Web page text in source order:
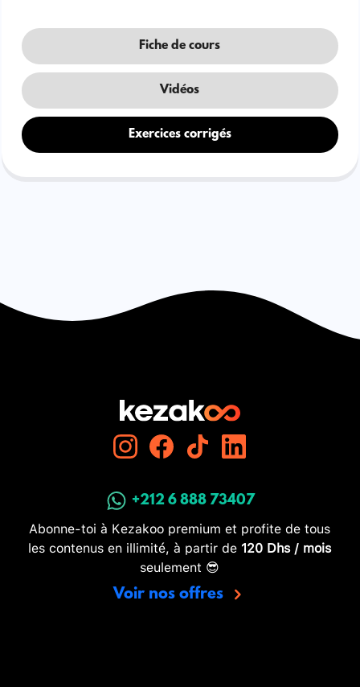
Fiche de cours
Vidéos
Exercices corrigés
+212 6 888 73407
Abonne-toi à Kezakoo premium et profite de tous
les contenus en illimité, à partir de 120 Dhs / mois
seulement 😎
Voir nos offres